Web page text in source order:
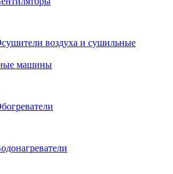
воздуха и сушильные
машины